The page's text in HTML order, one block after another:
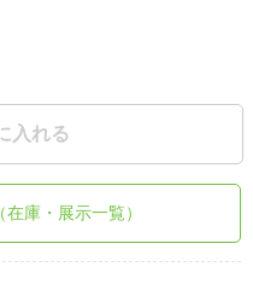
入れる
庫・展示一覧）